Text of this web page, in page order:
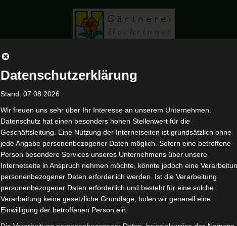
Kranz HOME PORTFOLIO KRANZ
Datenschutzerklärung
Stand: 07.08.2026
Wir freuen uns sehr über Ihr Interesse an unserem Unternehmen.
Datenschutz hat einen besonders hohen Stellenwert für die
Geschäftsleitung. Eine Nutzung der Internetseiten ist grundsätzlich ohne
jede Angabe personenbezogener Daten möglich. Sofern eine betroffene
Person besondere Services unseres Unternehmens über unsere
Internetseite in Anspruch nehmen möchte, könnte jedoch eine
personenbezogener Daten erforderlich werden. Ist die Verarbeitung
personenbezogener Daten erforderlich und besteht für eine solche
Verarbeitung keine gesetzliche Grundlage, holen wir generell eine
Einwilligung der betroffenen Person ein.